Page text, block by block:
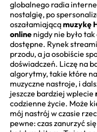
globalnego radia
nostalgię, po
oszałamiającąmuzykę
online nigdy nie było
dostępne. Rynek
przodu, a ja osobiście
doświadczeń. Liczę na
algorytmy, takie które
muzyczne nastroje, i
jeszcze bardziej wplecie
codzienne życie. Może
mój nastrój w czasie
pewne: czas zanurzyć